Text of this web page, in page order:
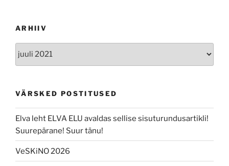
ARHIIV
Arhiiv
VÄRSKED POSTITUSED
Elva leht ELVA ELU avaldas sellise sisuturundusartikli!
Suurepärane! Suur tänu!
VeSKiNO 2026